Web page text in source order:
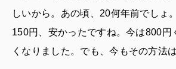
しいから。あの頃、20何年前でしょ
150円、安かったですね。今は800円
くなりました。でも、今もその方法